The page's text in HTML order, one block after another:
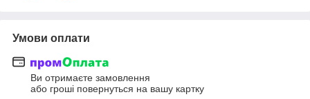
Умови оплати
Ви отримаєте замовлення
або гроші повернуться на вашу картку